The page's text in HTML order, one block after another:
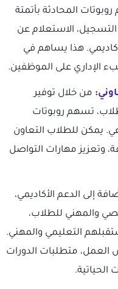
روبوتات المحادثة بأتمتة
التسجيل، الاستعلام عن
هذا يساهم في
الإداري على الموظفين.
من خلال توفير
تسهم روبوتات
يمكن للطلاب التعاون
وتعزيز مهارات التواصل
إلى الدعم الأكاديمي،
والمهني للطلاب،
التعليمي والمهني.
متطلبات الدورات
الحياتية.